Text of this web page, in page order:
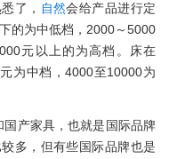
了， 自然会给产品进行定
的为中低档，2000～5000
元以上的为高档。床在
为中档，4000至10000为
产家具，也就是国际品牌
多，但有些国际品牌也是